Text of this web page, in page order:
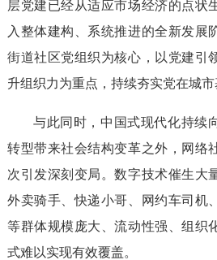
层党建已经从适应市场经济的点状
入整体建构、系统推进的全新发展
街道社区党组织为核心，以党建引
升组织力为重点，持续夯实党在城市
与此同时，中国式现代化持续
转型带来社会结构变革之外，网络
次引发深刻变局。数字技术催生大
外卖骑手、快递小哥、网约车司机
等群体规模庞大、流动性强、组织
式难以实现有效覆盖。